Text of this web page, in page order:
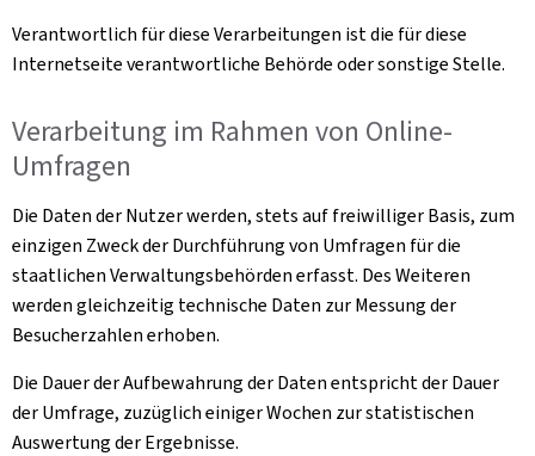
Verantwortlich für diese Verarbeitungen ist die für diese
Internetseite verantwortliche Behörde oder sonstige Stelle.
Verarbeitung im Rahmen von Online-
Umfragen
Die Daten der Nutzer werden, stets auf freiwilliger Basis, zum
einzigen Zweck der Durchführung von Umfragen für die
staatlichen Verwaltungsbehörden erfasst. Des Weiteren
werden gleichzeitig technische Daten zur Messung der
Besucherzahlen erhoben.
Die Dauer der Aufbewahrung der Daten entspricht der Dauer
der Umfrage, zuzüglich einiger Wochen zur statistischen
Auswertung der Ergebnisse.